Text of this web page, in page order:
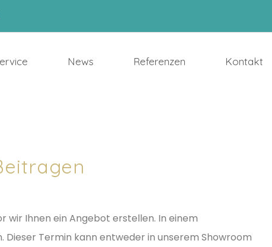
News Referenzen Kontakt
wir Ihnen ein Angebot erstellen. In einem
Termin kann entweder in unserem Showroom